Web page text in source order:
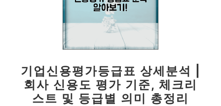
기업신용평가등급표 상세분석 |
회사 신용도 평가 기준, 체크리
스트 및 등급별 의미 총정리